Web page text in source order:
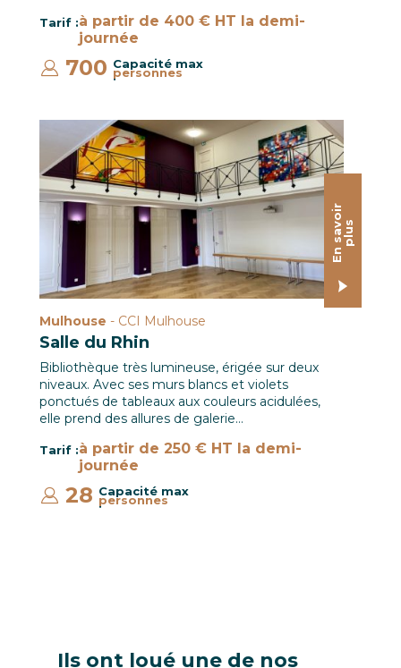
Tarif :à partir de 400 € HT la demi-
journée
Capacité max
:
700 personnes
Salle du Rhin / CCI Mulhouse © Hugues Vauthier
E
n
s
av
o
i
r
p
l
us
Mulhouse - CCI Mulhouse
Salle du Rhin
Bibliothèque très lumineuse, érigée sur deux
niveaux. Avec ses murs blancs et violets
ponctués de tableaux aux couleurs acidulées,
elle prend des allures de galerie…
Tarif :à partir de 250 € HT la demi-
journée
Capacité max
:
28 personnes
Ils ont loué une de nos